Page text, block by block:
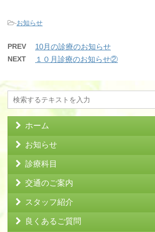
-お知らせ
PREV 10月の診療のお知らせ
NEXT １０月診療のお知らせ②
ホーム
お知らせ
診療科目
交通のご案内
スタッフ紹介
良くあるご質問